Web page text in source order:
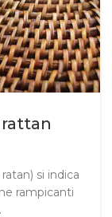
si indica
rampicanti